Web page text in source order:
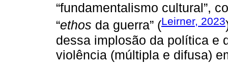
“fundamentalismo cultural”,
“ethos da guerra” (Leirner, 2023
dessa implosão da política e
violência (múltipla e difusa)